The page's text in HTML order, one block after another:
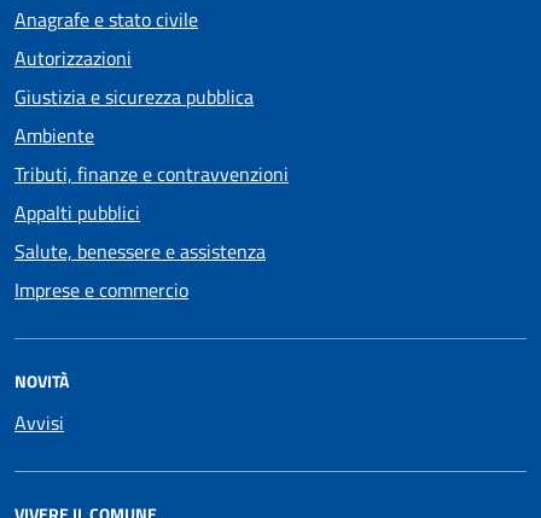
Anagrafe e stato civile
Autorizzazioni
Giustizia e sicurezza pubblica
Ambiente
Tributi, finanze e contravvenzioni
Appalti pubblici
Salute, benessere e assistenza
Imprese e commercio
NOVITÀ
Avvisi